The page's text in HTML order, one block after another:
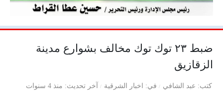
ضبط ٢٣ توك توك مخالف بشوارع مدينة
الزقازيق
كتب عبد الشافي في اخبار الشرقية آخر تحديث منذ 4 سنوات